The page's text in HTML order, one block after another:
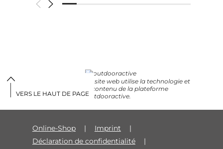
Ce site web utilise la technologie et
le contenu de la plateforme
Outdooractive.
Online-Shop
Imprint
Déclaration de confidentialité
VERS LE HAUT DE PAGE